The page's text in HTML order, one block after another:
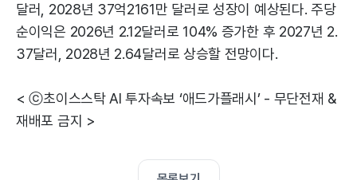
달러, 2028년 37억2161만 달러로 성장이 예상된다. 주당
순이익은 2026년 2.12달러로 104% 증가한 후 2027년 2.
37달러, 2028년 2.64달러로 상승할 전망이다.
< ⓒ초이스스탁 AI 투자속보 ‘애드가플래시’ - 무단전재 &
재배포 금지 >